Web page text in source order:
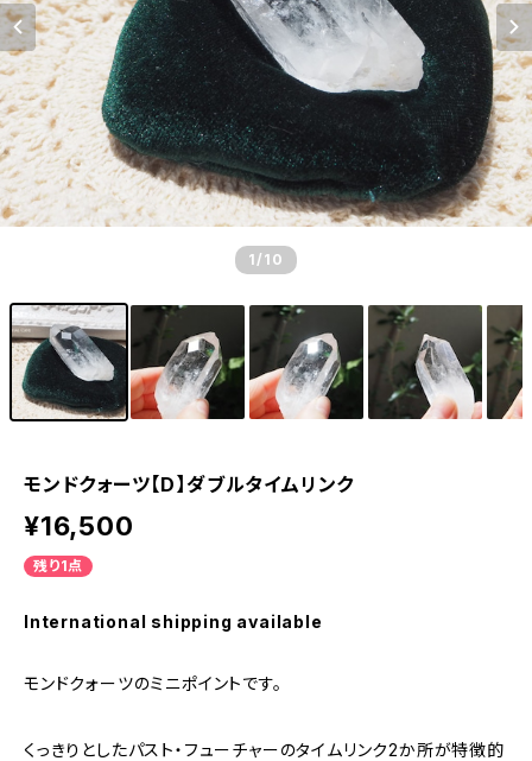
1 /10
モンドクォーツ【D】ダブルタイムリンク
¥16,500
残り1点
International shipping available
モンドクォーツのミニポイントです。
くっきりとしたパスト・フューチャーのタイムリンク2か所が特徴的